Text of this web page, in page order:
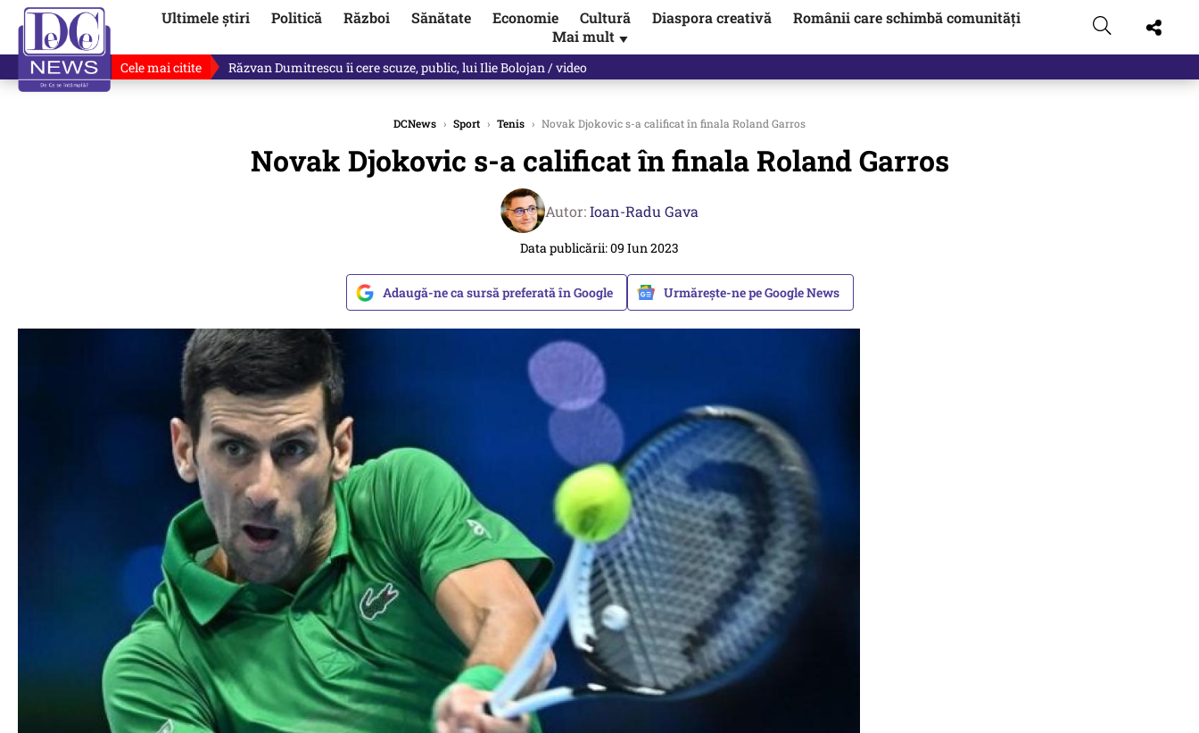
Ultimele știri Politică Război Sănătate Economie Cultură Diaspora creativă
Românii care schimbă comunități
Mai mult ▼
Cele mai citite Răzvan Dumitrescu îi cere scuze, public, lui Ilie Bolojan / video
DCNews › Sport › Tenis › Novak Djokovic s-a calificat în finala Roland Garros
Novak Djokovic s-a calificat în finala Roland Garros
Autor:Ioan-Radu Gava
Data publicării: 09 Iun 2023
Adaugă-ne ca sursă preferată în Google Urmărește-ne pe Google News